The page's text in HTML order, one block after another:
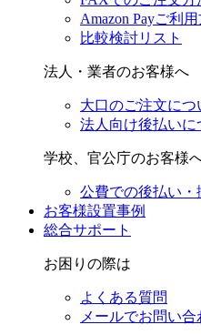
Amazon Payご利
比較検討リスト
法人・業者のお客様へ
大口のご注文につ
法人向け後払いに
学校、官公庁のお客様
公費での後払い
お客様設置事例
総合サポート
お困りの際は
よくある質問
メールでお問い合